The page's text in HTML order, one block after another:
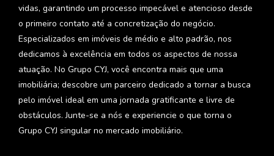
vidas, garantindo um processo impecável e atencioso desde
o primeiro contato até a concretização do negócio.
Especializados em imóveis de médio e alto padrão, nos
dedicamos à excelência em todos os aspectos de nossa
atuação. No Grupo CYJ, você encontra mais que uma
imobiliária; descobre um parceiro dedicado a tornar a busca
pelo imóvel ideal em uma jornada gratificante e livre de
obstáculos. Junte-se a nós e experiencie o que torna o
Grupo CYJ singular no mercado imobiliário.